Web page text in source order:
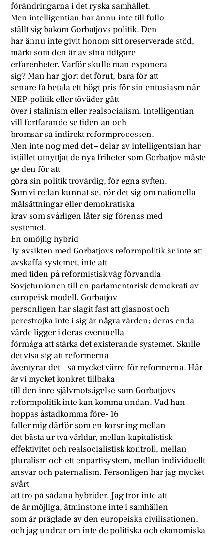
förändringarna i det ryska samhället.
Men intelligentian har ännu inte till fullo
ställt sig bakom Gorbatjovs politik. Den
har ännu inte givit honom sitt oreserverade stöd,
märkt som den är av sina tidigare
erfarenheter. Varför skulle man exponera
sig? Man har gjort det förut, bara för att
senare få betala ett högt pris för sin entusiasm när
NEP-politik eller töväder gått
över i stalinism eller realsocialism. Intelligentian
vill fortfarande se tiden an och
bromsar så indirekt reformprocessen.
Men inte nog med det – delar av intelligentsian har
istället utnyttjat de nya friheter som Gorbatjov måste
ge den för att
göra sin politik trovärdig, för egna syften.
Som vi redan kunnat se, rör det sig om nationella
målsättningar eller demokratiska
krav som svårligen låter sig förenas med
systemet.
En omöjlig hybrid
Ty avsikten med Gorbatjovs reformpolitik är inte att
avskaffa systemet, inte att
med tiden på reformistisk väg förvandla
Sovjetunionen till en parlamentarisk demokrati av
europeisk modell. Gorbatjov
personligen har slagit fast att glasnost och
perestrojka inte i sig är några värden; deras enda
värde ligger i deras eventuella
förmåga att stärka det existerande systemet. Skulle
det visa sig att reformerna
äventyrar det – så mycket värre för reformerna. Här
är vi mycket konkret tillbaka
till den inre självmotsägelse som Gorbatjovs
reformpolitik inte kan komma undan. Vad han
hoppas åstadkomma före- 16
faller mig därför som en korsning mellan
det bästa ur två världar, mellan kapitalistisk
effektivitet och realsocialistisk kontroll, mellan
pluralism och ett enpartisystem, mellan individuellt
ansvar och paternalism. Personligen har jag mycket
svårt
att tro på sådana hybrider. Jag tror inte att
de är möjliga, åtminstone inte i samhällen
som är präglade av den europeiska civilisationen,
och jag undrar om inte de politiska och ekonomiska